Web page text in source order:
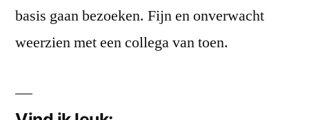
basis gaan bezoeken. Fijn en onverwacht
weerzien met een collega van toen.